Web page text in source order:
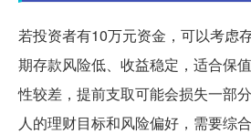
若投资者有10万元资金，可以考虑
期存款风险低、收益稳定，适合保
性较差，提前支取可能会损失一部
人的理财目标和风险偏好，需要综